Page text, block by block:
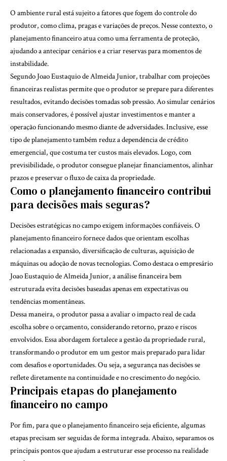
O ambiente rural está sujeito a fatores que fogem do controle do
produtor, como clima, pragas e variações de preços. Nesse contexto, o
planejamento financeiro atua como uma ferramenta de proteção,
ajudando a antecipar cenários e a criar reservas para momentos de
instabilidade.
Segundo Joao Eustaquio de Almeida Junior, trabalhar com projeções
financeiras realistas permite que o produtor se prepare para diferentes
resultados, evitando decisões tomadas sob pressão. Ao simular cenários
mais conservadores, é possível ajustar investimentos e manter a
operação funcionando mesmo diante de adversidades. Inclusive, esse
tipo de planejamento também reduz a dependência de crédito
emergencial, que costuma ter custos mais elevados. Logo, com
previsibilidade, o produtor consegue planejar financiamentos, alinhar
prazos e preservar o fluxo de caixa da propriedade.
Como o planejamento financeiro contribui
para decisões mais seguras?
Decisões estratégicas no campo exigem informações confiáveis. O
planejamento financeiro fornece dados que orientam escolhas
relacionadas a expansão, diversificação de culturas, aquisição de
máquinas ou adoção de novas tecnologias. Como destaca o empresário
Joao Eustaquio de Almeida Junior, a análise financeira bem
estruturada evita decisões baseadas apenas em expectativas ou
tendências momentâneas.
Dessa maneira, o produtor passa a avaliar o impacto real de cada
escolha sobre o orçamento, considerando retorno, prazo e riscos
envolvidos. Essa abordagem fortalece a gestão da propriedade rural,
transformando o produtor em um gestor mais preparado para lidar
com desafios e oportunidades. Ou seja, a segurança nas decisões se
reflete diretamente na continuidade e no crescimento do negócio.
Principais etapas do planejamento
financeiro no campo
Por fim, para que o planejamento financeiro seja eficiente, algumas
etapas precisam ser seguidas de forma integrada. Abaixo, separamos os
principais pontos que ajudam a estruturar esse processo na realidade